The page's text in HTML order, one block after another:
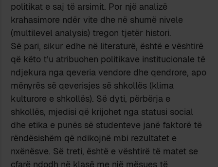
politikat e saj të arsimit. Por një analizë
krahasimore ndër vite dhe në shumë nivele
(multilevel analysis) tregon tjetër histori.
Së pari, sikur edhe në literaturë, është e vështirë
që këto t’u atribuohen politikave institucionale të
ndjekura nga qeveria vendore dhe qendrore, apo
mënyrës së qeverisjes së shkollës (klima
kulturore e shkollës). Së dyti, përbërja e
shkollës, mjedisi që krijohet nga statusi social
dhe etika e punës së studenteve janë faktorë të
rëndësishëm që ndikojnë mbi rezultatet e
nxënësve. Së treti, është e vështirë të matet se
çfarë ndodh në klasë me një mësues të